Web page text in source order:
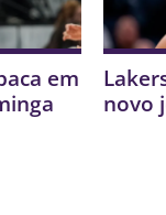
em
novo